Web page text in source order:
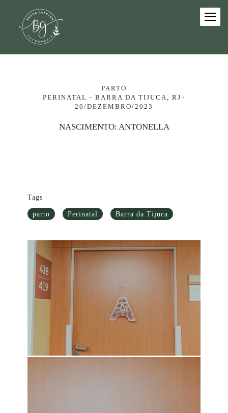
PARTO
PERINATAL - BARRA DA TIJUCA, RJ
20/DEZEMBRO/2023
NASCIMENTO: ANTONELLA
Tags
parto Perinatal Barra da Tijuca